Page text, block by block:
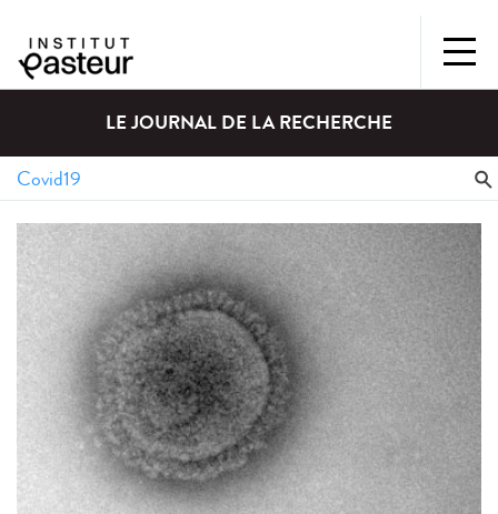
LE JOURNAL DE LA RECHERCHE